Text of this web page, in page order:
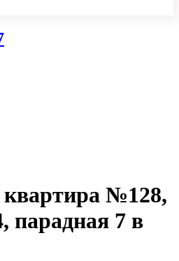
№128,
парадная 7 в